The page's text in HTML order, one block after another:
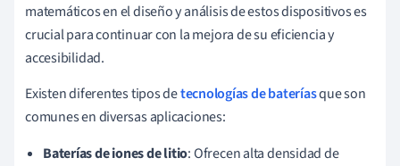
matemáticos en el diseño y análisis de estos dispositivos es
crucial para continuar con la mejora de su eficiencia y
accesibilidad.
Existen diferentes tipos detecnologías de bateríasque son
comunes en diversas aplicaciones:
Baterías de iones de litio: Ofrecen alta densidad de